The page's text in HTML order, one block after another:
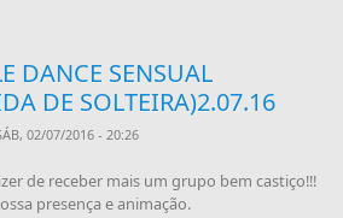
DANCE SENSUAL
DE SOLTEIRA)2.07.16
02/07/2016 - 20:26
de receber mais um grupo bem castiço!!!
e animação.